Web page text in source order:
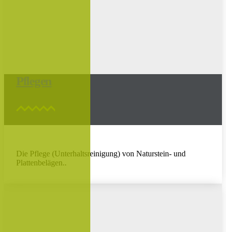
Pflegen
Die Pflege (Unterhaltsreinigung) von Naturstein- und
Plattenbelägen..